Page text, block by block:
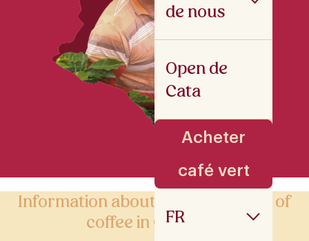
de nous
Open de
Cata
Acheter
café vert
FR
Information about the production of
coffee in Colombie